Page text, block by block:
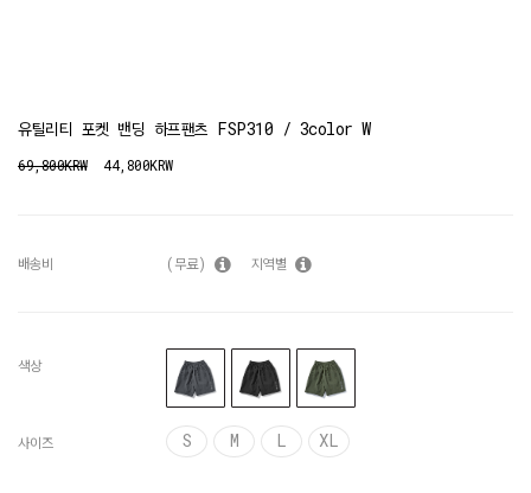
유틸리티 포켓 밴딩 하프팬츠 FSP310 / 3color W
69,800KRW 44,800KRW
배송비 (무료) 지역별
색상
사이즈 S M L XL